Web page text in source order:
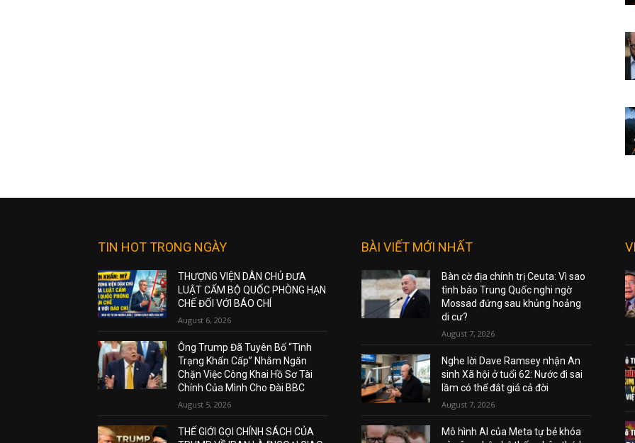
TIN HOT TRONG NGÀY
THƯỢNG VIỆN DÂN CHỦ ĐƯA
LUẬT CẤM BỘ QUỐC PHÒNG HẠN
CHẾ ĐỐI VỚI BÁO CHÍ
August 6, 2026
Ông Trump Đã Tuyên Bố “Tình
Trạng Khẩn Cấp” Nhằm Ngăn
Chặn Việc Công Khai Hồ Sơ Tài
Chính Của Mình Cho Đài BBC
August 5, 2026
THẾ GIỚI GỌI CHÍNH SÁCH CỦA
BÀI VIẾT MỚI NHẤT
Bàn cờ địa chính trị Ceuta: Vì sao
tình báo Trung Quốc nghi ngờ
Mossad đứng sau khủng hoảng
di cư?
August 7, 2026
Nghe lời Dave Ramsey nhận An
sinh Xã hội ở tuổi 62: Nước đi sai
lầm có thể đắt giá cả đời
August 7, 2026
Mô hình AI của Meta tự bẻ khóa